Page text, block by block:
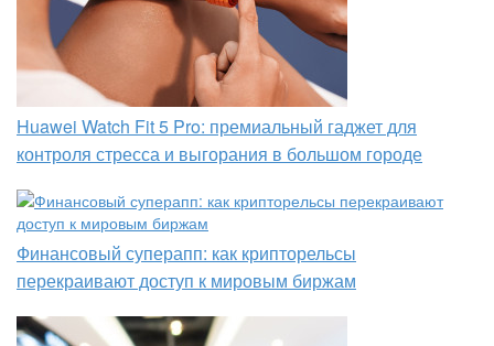
Huawei Watch Fit 5 Pro: премиальный гаджет для
контроля стресса и выгорания в большом городе
Финансовый суперапп: как крипторельсы
перекраивают доступ к мировым биржам